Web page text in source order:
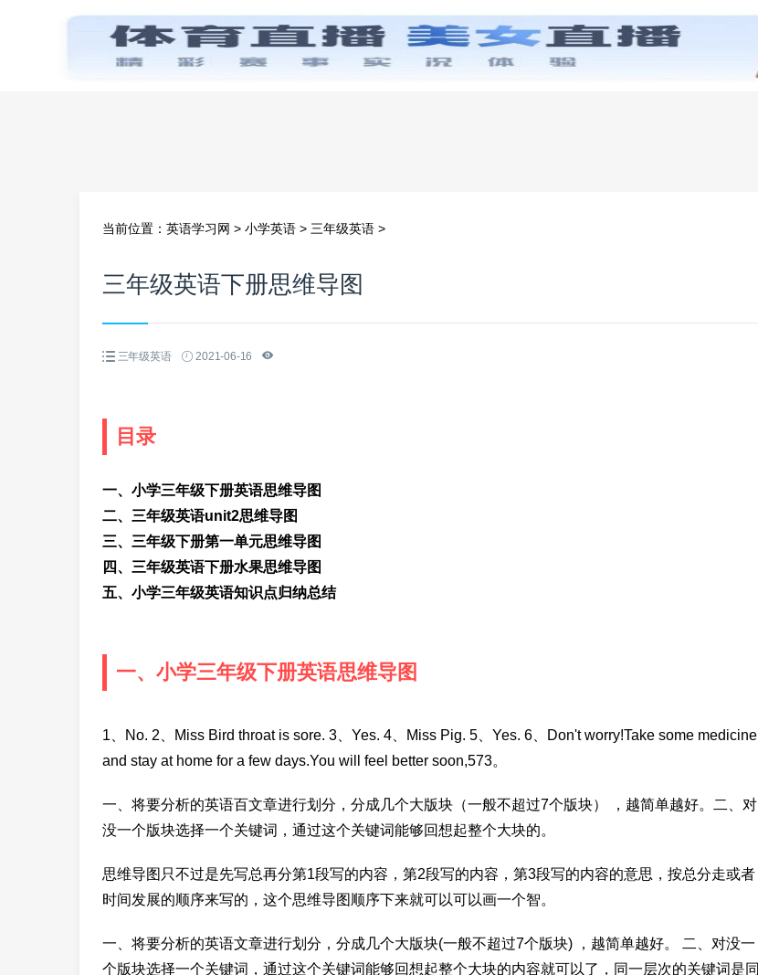
首页 零基础学英语 小学英语 初中英语
当前位置： 英语学习网 > 小学英语 > 三年级英语 >
三年级英语下册思维导图
三年级英语 2021-06-16
目录
一、小学三年级下册英语思维导图
二、三年级英语unit2思维导图
三、三年级下册第一单元思维导图
四、三年级英语下册水果思维导图
五、小学三年级英语知识点归纳总结
一、小学三年级下册英语思维导图
1、No. 2、Miss Bird throat is sore. 3、Yes. 4、Miss Pig. 5、Yes. 6、Don't worry!Take some medicine
and stay at home for a few days.You will feel better soon,573。
一、将要分析的英语百文章进行划分，分成几个大版块（一般不超过7个版块） ，越简单越好。二、对
没一个版块选择一个关键词，通过这个关键词能够回想起整个大块的。
思维导图只不过是先写总再分第1段写的内容，第2段写的内容，第3段写的内容的意思，按总分走或者
时间发展的顺序来写的，这个思维导图顺序下来就可以可以画一个智。
一、将要分析的英语文章进行划分，分成几个大版块(一般不超过7个版块) ，越简单越好。 二、对没一
个版块选择一个关键词，通过这个关键词能够回想起整个大块的内容就可以了，同一层次的关键词是同